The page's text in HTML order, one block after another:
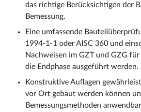
das richtige Berücksichtigen der
Bemessung.
Eine umfassende
1994-1-1 oder AISC 360 und
Nachweisen im GZT und GZG für
die Endphase ausgeführt werden.
Konstruktive Auflagen
vor Ort gebaut werden können
Bemessungsmethoden